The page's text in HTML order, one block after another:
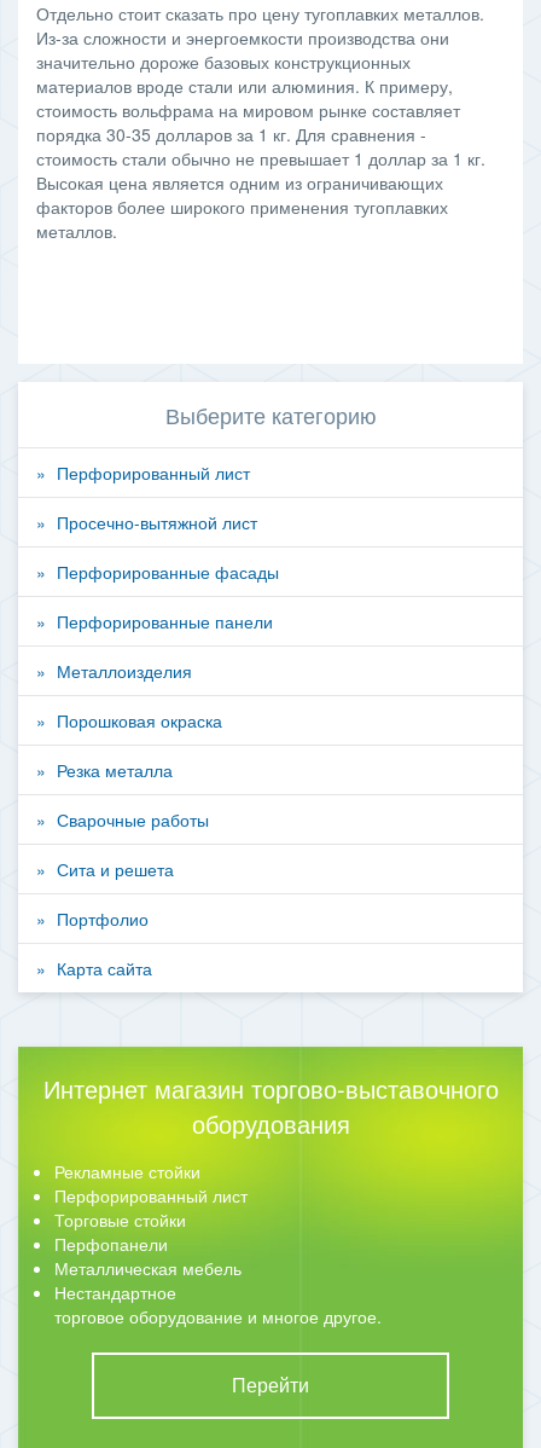
Отдельно стоит сказать про цену тугоплавких металлов.
Из-за сложности и энергоемкости производства они
значительно дороже базовых конструкционных
материалов вроде стали или алюминия. К примеру,
стоимость вольфрама на мировом рынке составляет
порядка 30-35 долларов за 1 кг. Для сравнения -
стоимость стали обычно не превышает 1 доллар за 1 кг.
Высокая цена является одним из ограничивающих
факторов более широкого применения тугоплавких
металлов.
Выберите категорию
Перфорированный лист
Просечно-вытяжной лист
Перфорированные фасады
Перфорированные панели
Металлоизделия
Порошковая окраска
Резка металла
Сварочные работы
Сита и решета
Портфолио
Карта сайта
Интернет магазин торгово-выставочного
оборудования
Рекламные стойки
Перфорированный лист
Торговые стойки
Перфопанели
Металлическая мебель
Нестандартное
торговое оборудование и многое другое.
Перейти